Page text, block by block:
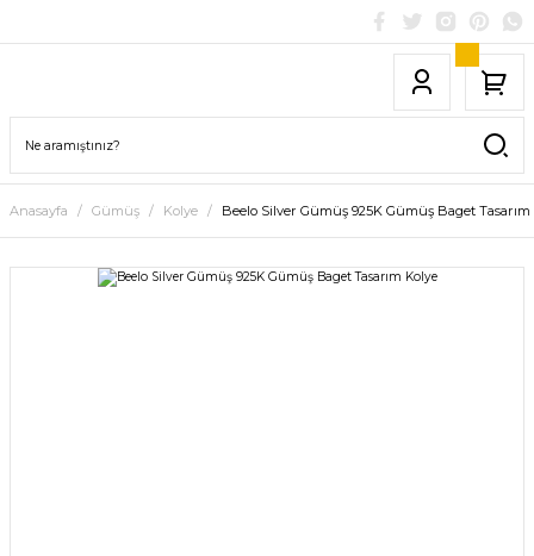
Anasayfa Gümüş Kolye Beelo Silver Gümüş 925K Gümüş Baget Tasarım